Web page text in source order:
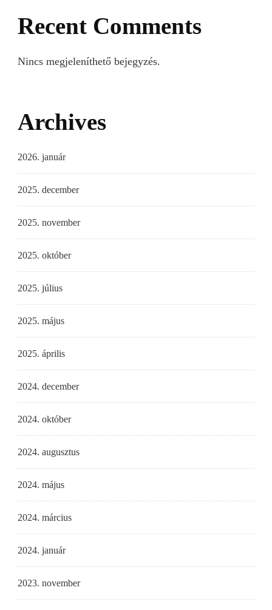
Recent Comments
Nincs megjeleníthető bejegyzés.
Archives
2026. január
2025. december
2025. november
2025. október
2025. július
2025. május
2025. április
2024. december
2024. október
2024. augusztus
2024. május
2024. március
2024. január
2023. november